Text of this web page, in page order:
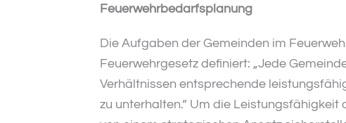
Feuerwehrbedarfsplanung
Die Aufgaben der Gemeinden im
Feuerwehrgesetz definiert: „Jede
Verhältnissen entsprechende
zu unterhalten.“ Um die